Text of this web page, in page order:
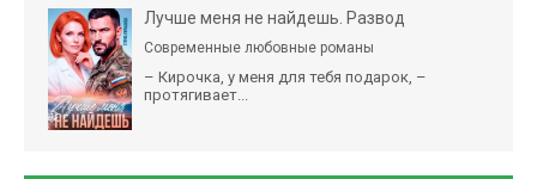
Лучше меня не найдешь. Развод
Современные любовные романы
– Кирочка, у меня для тебя подарок, –
протягивает...